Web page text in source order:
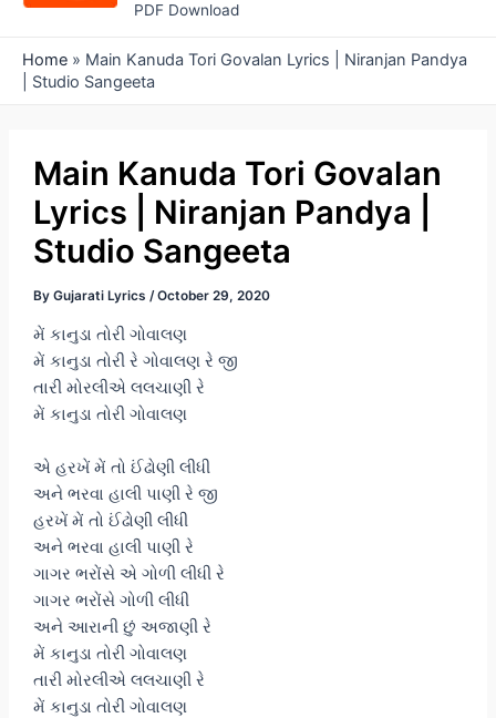
PDF Download
Home » Main Kanuda Tori Govalan Lyrics | Niranjan Pandya
| Studio Sangeeta
Main Kanuda Tori Govalan
Lyrics | Niranjan Pandya |
Studio Sangeeta
By Gujarati Lyrics /October 29, 2020
મેં કાનુડા તોરી ગોવાલણ
મેં કાનુડા તોરી રે ગોવાલણ રે જી
તારી મોરલીએ લલચાણી રે
મેં કાનુડા તોરી ગોવાલણ
એ હરખેં મેં તો ઈંઢોણી લીધી
અને ભરવા હાલી પાણી રે જી
હરખેં મેં તો ઈંઢોણી લીધી
અને ભરવા હાલી પાણી રે
ગાગર ભરોંસે એ ગોળી લીધી રે
ગાગર ભરોંસે ગોળી લીધી
અને આરાની છું અજાણી રે
મેં કાનુડા તોરી ગોવાલણ
તારી મોરલીએ લલચાણી રે
મેં કાનુડા તોરી ગોવાલણ